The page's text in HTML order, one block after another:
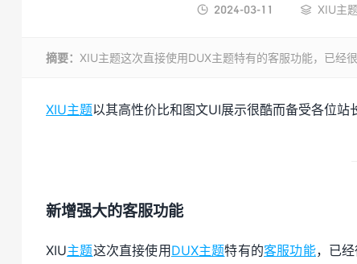
 2024-03-11  XIU主
摘要： XIU主题这次直接使用DUX主题特有的客服功能，已经
XIU主题以其高性价比和图文UI展示很酷而备受各位站
新增强大的客服功能
XIU主题这次直接使用DUX主题特有的客服功能，已